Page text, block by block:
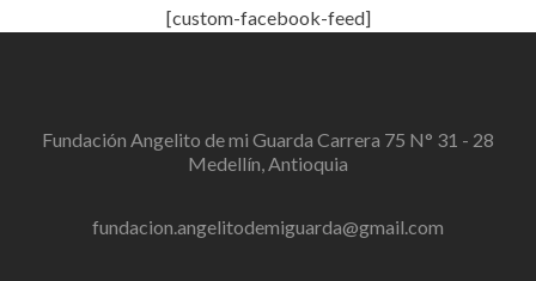
[custom-facebook-feed]
Fundación Angelito de mi Guarda Carrera 75 N° 31 - 28
Medellín, Antioquia
fundacion.angelitodemiguarda@gmail.com